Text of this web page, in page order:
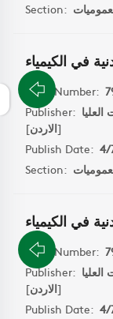
Section:
في الكيمياء
Book Number:
Publisher:
[الاردن]
Publish Date: 4/
Section:
في الكيمياء
Book Number:
Publisher:
[الاردن]
Publish Date: 4/